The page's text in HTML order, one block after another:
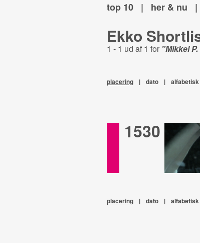
top 10
| her & nu |
Ekko
1 - 1 ud af 1 for "Mikkel
placering | dato | alfabetisk
1530
placering | dato | alfabetisk